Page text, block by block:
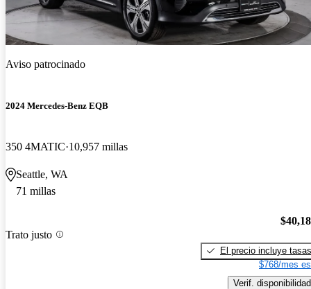
Aviso patrocinado
2024 Mercedes-Benz EQB
350 4MATIC 10,957 millas
Seattle, WA
71 millas
Trato justo
El precio incluye tasas
$768/mes
Verif. disponibilidad